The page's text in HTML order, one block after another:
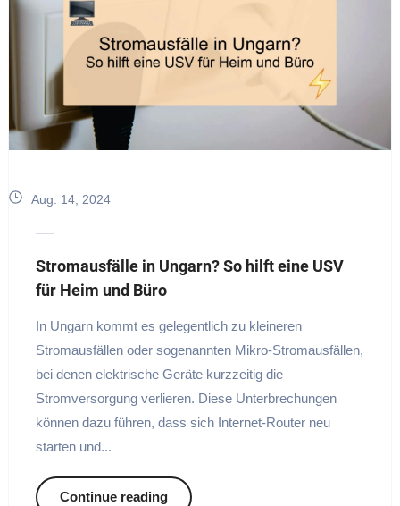
Aug. 14, 2024
Stromausfälle in Ungarn? So hilft eine USV
für Heim und Büro
In Ungarn kommt es gelegentlich zu kleineren
Stromausfällen oder sogenannten Mikro-Stromausfällen,
bei denen elektrische Geräte kurzzeitig die
Stromversorgung verlieren. Diese Unterbrechungen
können dazu führen, dass sich Internet-Router neu
starten und...
Continue reading